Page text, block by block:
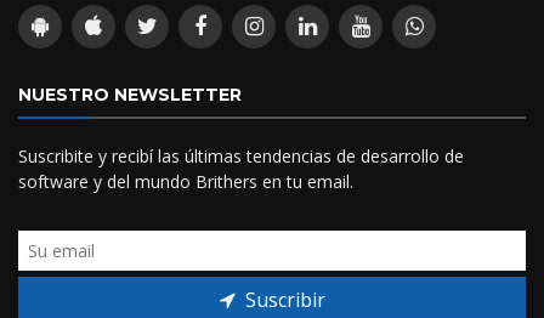
NUESTRO NEWSLETTER
Suscribite y recibí las últimas tendencias de desarrollo de
software y del mundo Brithers en tu email.
Suscribir